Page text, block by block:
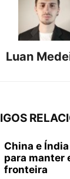
Luan
China e
para manter
fronteira